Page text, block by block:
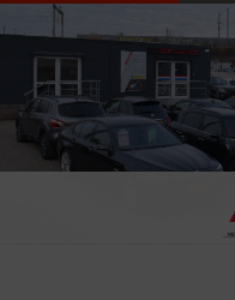
Cookie-Einstellungen